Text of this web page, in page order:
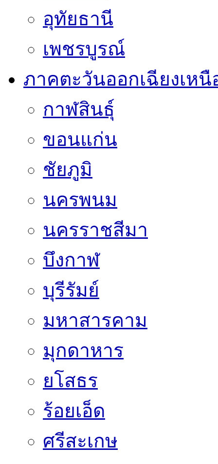
อุทัยธานี
เพชรบูรณ์
ภาคตะวันออกเฉียงเหนื
กาฬสินธุ์
ขอนแก่น
ชัยภูมิ
นครพนม
นครราชสีมา
บึงกาฬ
บุรีรัมย์
มหาสารคาม
มุกดาหาร
ยโสธร
ร้อยเอ็ด
ศรีสะเกษ